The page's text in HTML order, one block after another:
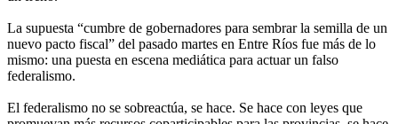
La supuesta “cumbre de gobernadores para sembrar la semilla de un
nuevo pacto fiscal” del pasado martes en Entre Ríos fue más de lo
mismo: una puesta en escena mediática para actuar un falso
federalismo.
El federalismo no se sobreactúa, se hace. Se hace con leyes que